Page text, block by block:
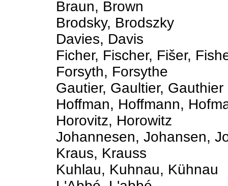
Braun, Brown
Brodsky, Brodszky
Davies, Davis
Ficher, Fischer, Fišer,
Forsyth, Forsythe
Gautier, Gaultier, Gauthier
Hoffman, Hoffmann,
Horovitz, Horowitz
Johannesen, Johansen,
Kraus, Krauss
Kuhlau, Kuhnau, Kühnau